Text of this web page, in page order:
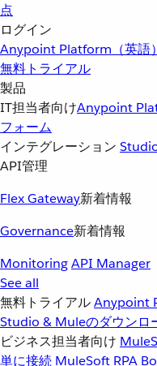
点
ログイン
Anypoint Platform（英語
無料トライアル
製品
IT担当者向けAnypoint
フォーム
インテグレーション
API管理
Flex Gateway新着情報
Governance新着情報
MonitoringAPI Manager
See all
無料トライアルAnypoint
Studio & Muleのダウンロ
ビジネス担当者向け
単に接続 MuleSoft RPA